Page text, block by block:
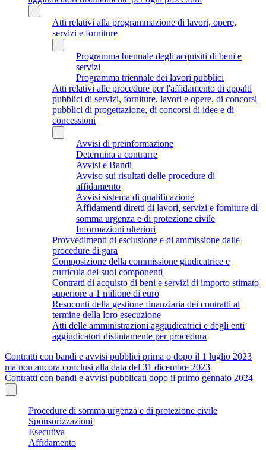
Atti relativi alla programmazione di lavori, opere,
servizi e forniture
Programma biennale degli acquisiti di beni e
servizi
Programma triennale dei lavori pubblici
Atti relativi alle procedure per l'affidamento di appalti
pubblici di servizi, forniture, lavori e opere, di concorsi
pubblici di progettazione, di concorsi di idee e di
concessioni
Avvisi di preinformazione
Determina a contrarre
Avvisi e Bandi
Avviso sui risultati delle procedure di
affidamento
Avvisi sistema di qualificazione
Affidamenti diretti di lavori, servizi e forniture di
somma urgenza e di protezione civile
Informazioni ulteriori
Provvedimenti di esclusione e di ammissione dalle
procedure di gara
Composizione della commissione giudicatrice e
curricula dei suoi componenti
Contratti di acquisto di beni e servizi di importo stimato
superiore a 1 milione di euro
Resoconti della gestione finanziaria dei contratti al
termine della loro esecuzione
Atti delle amministrazioni aggiudicatrici e degli enti
aggiudicatori distintamente per procedura
Contratti con bandi e avvisi pubblici prima o dopo il 1 luglio 2023
ma non ancora conclusi alla data del 31 dicembre 2023
Contratti con bandi e avvisi pubblicati dopo il primo gennaio 2024
Procedure di somma urgenza e di protezione civile
Sponsorizzazioni
Esecutiva
Affidamento